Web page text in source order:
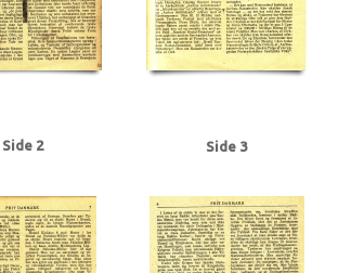
V Venstres Pressebureau Vesterport Station
Side 2 Side 3